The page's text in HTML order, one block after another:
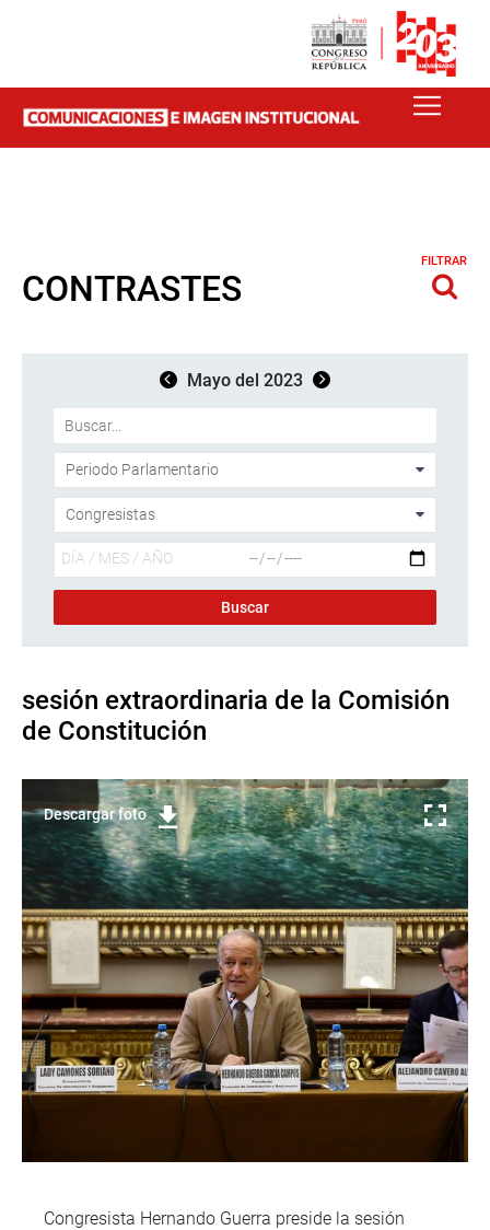
CONTRASTES
FILTRAR
Mayo del 2023
sesión extraordinaria de la Comisión
de Constitución
Descargar foto
Congresista Hernando Guerra preside la sesión